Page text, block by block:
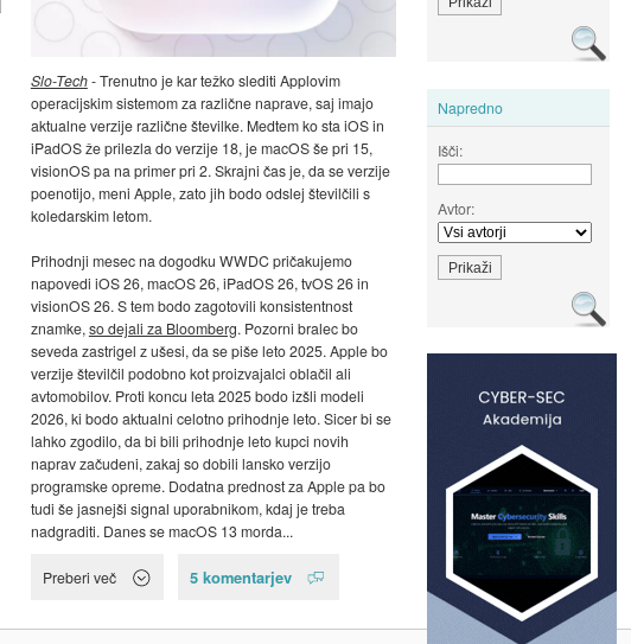
Napredno
Išči:
Avtor:
Slo-Tech- Trenutno je kar težko slediti Applovim
operacijskim sistemom za različne naprave, saj imajo
aktualne verzije različne številke. Medtem ko sta iOS in
iPadOS že prilezla do verzije 18, je macOS še pri 15,
visionOS pa na primer pri 2. Skrajni čas je, da se verzije
poenotijo, meni Apple, zato jih bodo odslej številčili s
koledarskim letom.
Prihodnji mesec na dogodku WWDC pričakujemo
napovedi iOS 26, macOS 26, iPadOS 26, tvOS 26 in
visionOS 26. S tem bodo zagotovili konsistentnost
znamke, so dejali za Bloomberg. Pozorni bralec bo
seveda zastrigel z ušesi, da se piše leto 2025. Apple bo
verzije številčil podobno kot proizvajalci oblačil ali
avtomobilov. Proti koncu leta 2025 bodo izšli modeli
2026, ki bodo aktualni celotno prihodnje leto. Sicer bi se
lahko zgodilo, da bi bili prihodnje leto kupci novih
naprav začudeni, zakaj so dobili lansko verzijo
programske opreme. Dodatna prednost za Apple pa bo
tudi še jasnejši signal uporabnikom, kdaj je treba
nadgraditi. Danes se macOS 13 morda...
Preberi več 5 komentarjev